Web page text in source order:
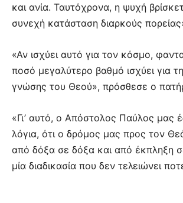
και ανία. Ταυτόχρονα, η ψυχή
συνεχή κατάσταση διαρκούς
«Αν ισχύει αυτό για τον κόσμο,
ποσό μεγαλύτερο βαθμό ισχύει για
γνώσης του Θεού», πρόσθεσε ο
«Γι’ αυτό, ο Απόστολος Παύλος μας
λόγια, ότι ο δρόμος μας προς τον
από δόξα σε δόξα και από έκπληξη
μία διαδικασία που δεν τελειώνει